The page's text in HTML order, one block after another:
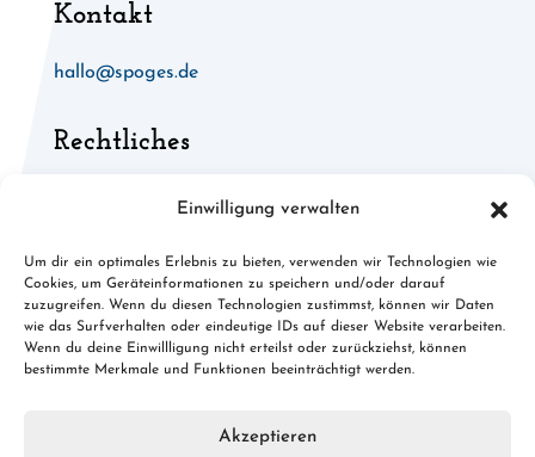
Einwilligung verwalten
Um dir ein optimales Erlebnis zu bieten, verwenden wir Technologien wie
Cookies, um Geräteinformationen zu speichern und/oder darauf
zuzugreifen. Wenn du diesen Technologien zustimmst, können wir Daten
wie das Surfverhalten oder eindeutige IDs auf dieser Website verarbeiten.
Wenn du deine Einwillligung nicht erteilst oder zurückziehst, können
bestimmte Merkmale und Funktionen beeinträchtigt werden.
Akzeptieren
Kontakt
hallo@spoges.de
Rechtliches
Allgemeine Geschäftsbedingungen
Cookies
Datenschutz